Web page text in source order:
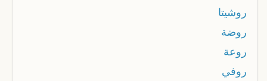
روشيتا
روضة
روعة
روفي